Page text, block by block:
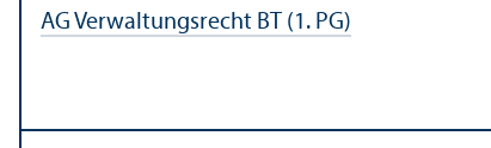
AG Verwaltungs­recht BT (1. PG)